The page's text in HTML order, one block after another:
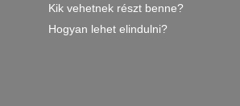
Kik vehetnek részt benne?
Hogyan lehet elindulni?